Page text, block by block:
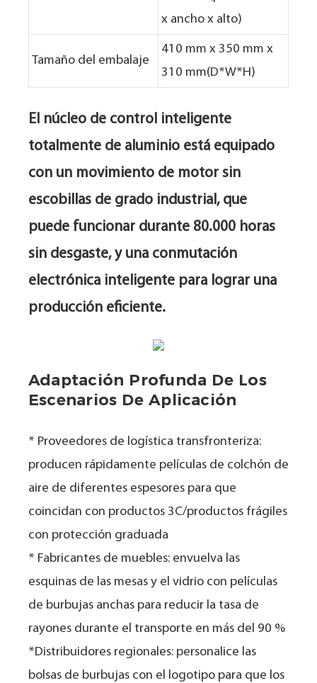
x ancho x alto)
Tamaño del embalaje
410 mm x 350 mm x
310 mm(D*W*H)
El núcleo de control inteligente
totalmente de aluminio está equipado
con un movimiento de motor sin
escobillas de grado industrial, que
puede funcionar durante 80.000 horas
sin desgaste, y una conmutación
electrónica inteligente para lograr una
producción eficiente.
Adaptación Profunda De Los
Escenarios De Aplicación
* Proveedores de logística transfronteriza:
producen rápidamente películas de colchón de
aire de diferentes espesores para que
coincidan con productos 3C/productos frágiles
con protección graduada
* Fabricantes de muebles: envuelva las
esquinas de las mesas y el vidrio con películas
de burbujas anchas para reducir la tasa de
rayones durante el transporte en más del 90 %
*Distribuidores regionales: personalice las
bolsas de burbujas con el logotipo para que los